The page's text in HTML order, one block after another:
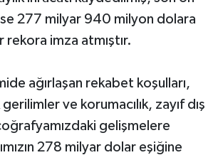
277 milyar 940 milyon dolara
rekora imza atmıştır.
ağırlaşan rekabet koşulları,
ve korumacılık, zayıf dış
gelişmelere
278 milyar dolar eşiğine